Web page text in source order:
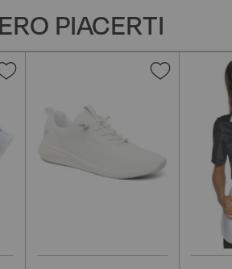
PIACERTI
Aggiungi
Aggiungi
desideri